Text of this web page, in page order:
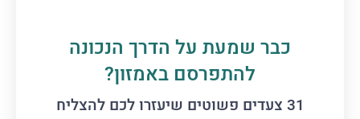
כבר שמעת על הדרך הנכונה
להתפרסם באמזון?
31 צעדים פשוטים שיעזרו לכם להצליח